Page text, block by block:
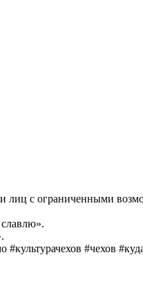
лиц с ограниченными
#чехов